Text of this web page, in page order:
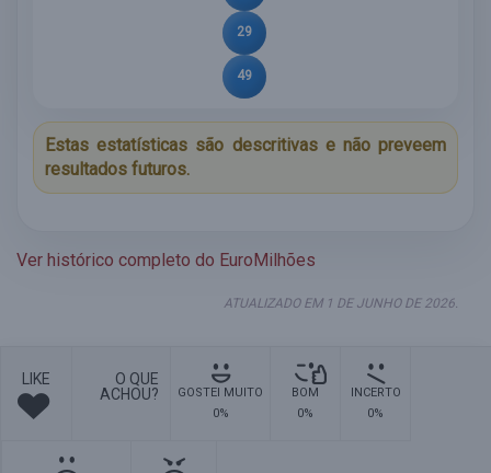
29
49
Estas estatísticas são descritivas e não preveem
resultados futuros.
Ver histórico completo do EuroMilhões
ATUALIZADO EM 1 DE JUNHO DE 2026.
LIKE
O QUE
ACHOU?
GOSTEI MUITO
0%
BOM
0%
INCERTO
0%